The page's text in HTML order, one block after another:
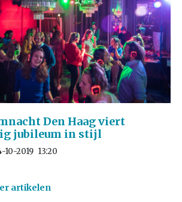
Den Haag viert
jubileum in stijl
10-2019 13:20
artikelen